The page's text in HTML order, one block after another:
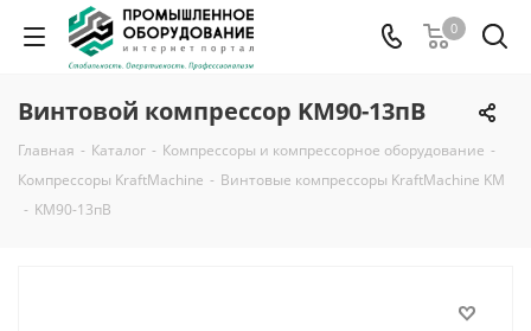
0
Винтовой компрессор KM90-13пВ
Главная - Каталог - Компрессоры и компрессорное оборудование -
Компрессоры KraftMachine - Винтовые компрессоры KraftMachine KM
- KM90-13пВ